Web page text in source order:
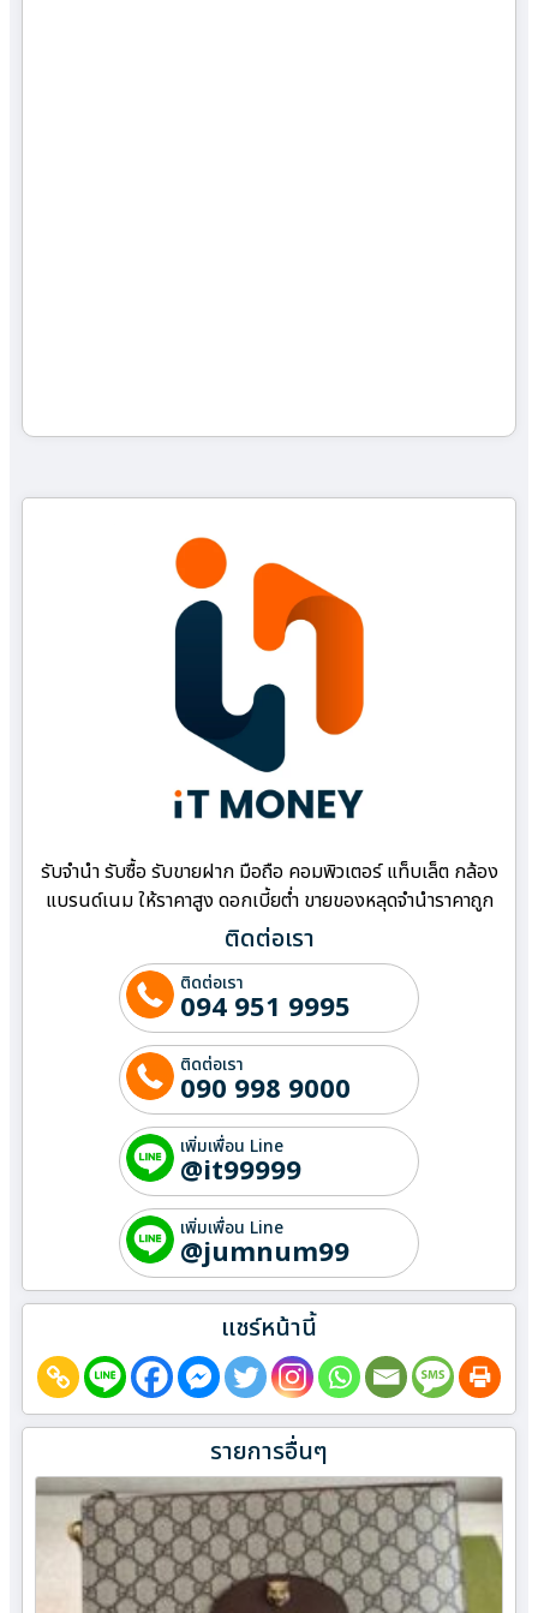
รับจำนำ รับซื้อ รับขายฝาก มือถือ คอมพิวเตอร์ แท็บเล็ต กล้อง
แบรนด์เนม ให้ราคาสูง ดอกเบี้ยต่ำ ขายของหลุดจำนำราคาถูก
ติดต่อเรา
ติดต่อเรา
094 951 9995
ติดต่อเรา
090 998 9000
เพิ่มเพื่อน Line
@it99999
เพิ่มเพื่อน Line
@jumnum99
แชร์หน้านี้
รายการอื่นๆ